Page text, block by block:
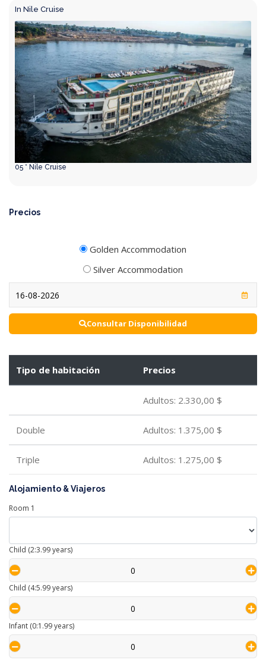
In Nile Cruise
05 * Nile Cruise
Precios
Golden Accommodation
Silver Accommodation
Consultar Disponibilidad
Tipo de habitación Precios
Adultos: 2.330,00 $
Double Adultos: 1.375,00 $
Triple Adultos: 1.275,00 $
Alojamiento & Viajeros
Room 1
Child (2:3.99 years)
Child (4:5.99 years)
Infant (0:1.99 years)